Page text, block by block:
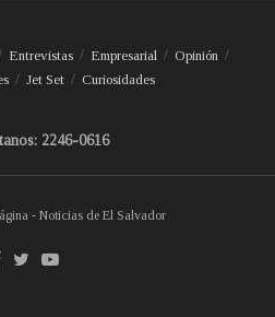
Entrevistas Empresarial
Opinión
Jet Set Curiosidades
2246-0616
- Noticias de El Salvador